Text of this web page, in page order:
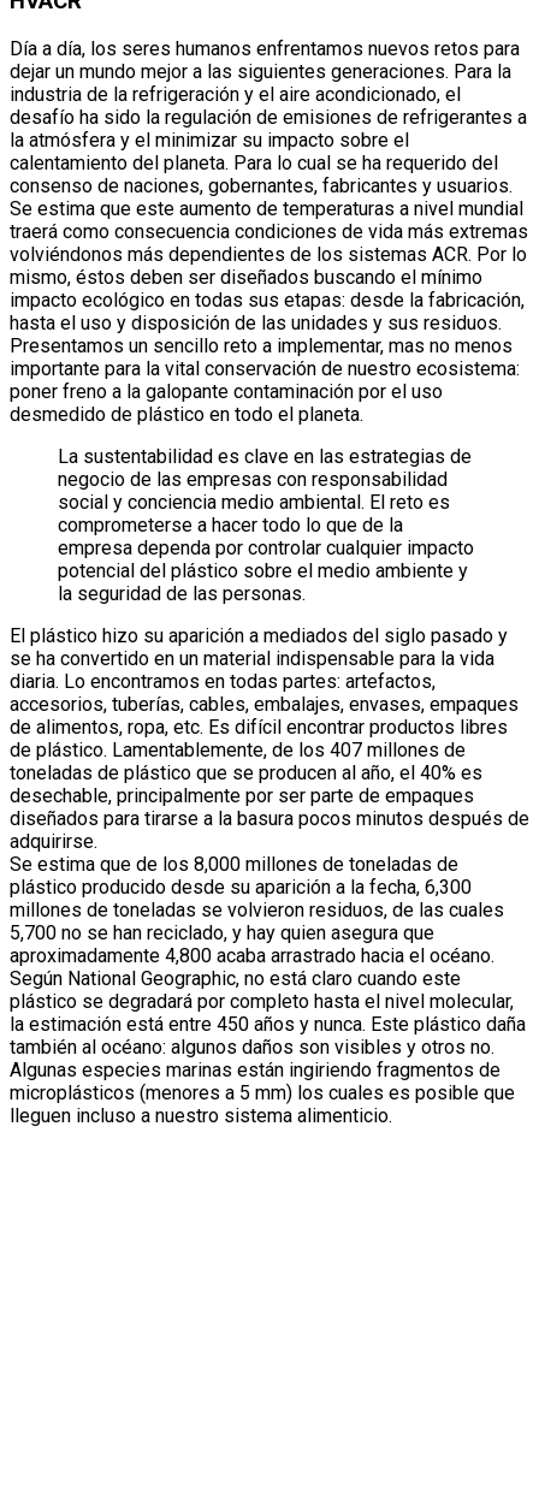
Día a día, los seres humanos enfrentamos nuevos retos para
dejar un mundo mejor a las siguientes generaciones. Para la
industria de la refrigeración y el aire acondicionado, el
desafío ha sido la regulación de emisiones de refrigerantes a
la atmósfera y el minimizar su impacto sobre el
calentamiento del planeta. Para lo cual se ha requerido del
consenso de naciones, gobernantes, fabricantes y usuarios.
Se estima que este aumento de temperaturas a nivel mundial
traerá como consecuencia condiciones de vida más extremas
volviéndonos más dependientes de los sistemas ACR. Por lo
mismo, éstos deben ser diseñados buscando el mínimo
impacto ecológico en todas sus etapas: desde la fabricación,
hasta el uso y disposición de las unidades y sus residuos.
Presentamos un sencillo reto a implementar, mas no menos
importante para la vital conservación de nuestro ecosistema:
poner freno a la galopante contaminación por el uso
desmedido de plástico en todo el planeta.
La sustentabilidad es clave en las estrategias de
negocio de las empresas con responsabilidad
social y conciencia medio ambiental. El reto es
comprometerse a hacer todo lo que de la
empresa dependa por controlar cualquier impacto
potencial del plástico sobre el medio ambiente y
la seguridad de las personas.
El plástico hizo su aparición a mediados del siglo pasado y
se ha convertido en un material indispensable para la vida
diaria. Lo encontramos en todas partes: artefactos,
accesorios, tuberías, cables, embalajes, envases, empaques
de alimentos, ropa, etc. Es difícil encontrar productos libres
de plástico. Lamentablemente, de los 407 millones de
toneladas de plástico que se producen al año, el 40% es
desechable, principalmente por ser parte de empaques
diseñados para tirarse a la basura pocos minutos después de
adquirirse.
Se estima que de los 8,000 millones de toneladas de
plástico producido desde su aparición a la fecha, 6,300
millones de toneladas se volvieron residuos, de las cuales
5,700 no se han reciclado, y hay quien asegura que
aproximadamente 4,800 acaba arrastrado hacia el océano.
Según National Geographic, no está claro cuando este
plástico se degradará por completo hasta el nivel molecular,
la estimación está entre 450 años y nunca. Este plástico daña
también al océano: algunos daños son visibles y otros no.
Algunas especies marinas están ingiriendo fragmentos de
microplásticos (menores a 5 mm) los cuales es posible que
lleguen incluso a nuestro sistema alimenticio.